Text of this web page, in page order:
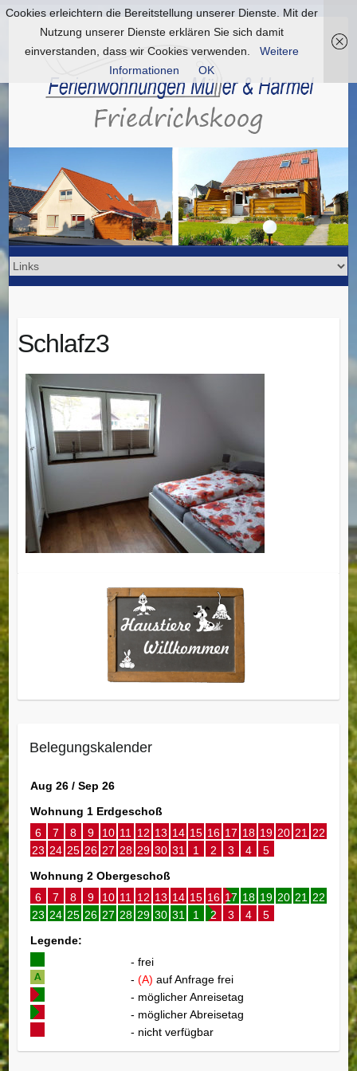
Schlafz3
Belegungskalender
Aug 26 / Sep 26
Wohnung 1 Erdgeschoß
6
7 8 9 10 11 12 13 14 15 16 17 18 19 20 21
22
23 24 25 26 27 28 29 30 31 1 2 3 4
5
Wohnung 2 Obergeschoß
6
7 8 9 10 11 12 13 14 15 16 17 18 19 20 21
22
23 24 25 26 27 28 29 30 31 1 2 3 4
5
Legende:
- frei
-(A) auf Anfrage frei
- möglicher Anreisetag
- möglicher Abreisetag
- nicht verfügbar
Cookies erleichtern die Bereitstellung unserer Dienste. Mit der
Nutzung unserer Dienste erklären Sie sich damit
einverstanden, dass wir Cookies verwenden.
Weitere
Informationen
OK